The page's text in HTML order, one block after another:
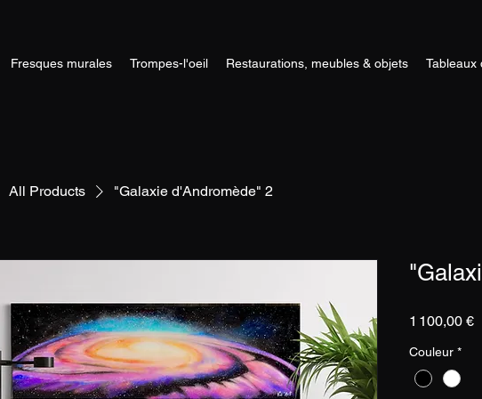
Fresques murales Trompes-l'oeil Restaurations, meubles & objets Tableaux
All Products "Galaxie d'Andromède" 2
1 100,00 €
Couleur *